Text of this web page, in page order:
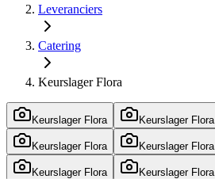
Leveranciers
Catering
Keurslager Flora
Keurslager Flora Keurslager Flora
Keurslager Flora Keurslager Flora
Keurslager Flora Keurslager Flora